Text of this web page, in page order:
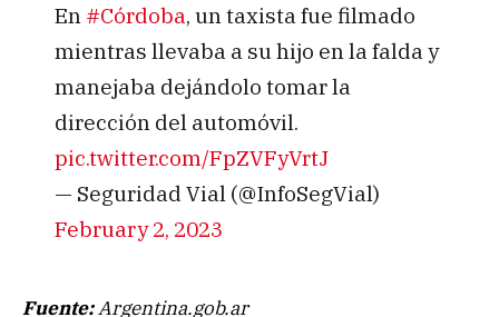
En #Córdoba, un taxista fue filmado
mientras llevaba a su hijo en la falda y
manejaba dejándolo tomar la
dirección del automóvil.
pic.twitter.com/FpZVFyVrtJ
— Seguridad Vial (@InfoSegVial)
February 2, 2023
Fuente:Argentina.gob.ar